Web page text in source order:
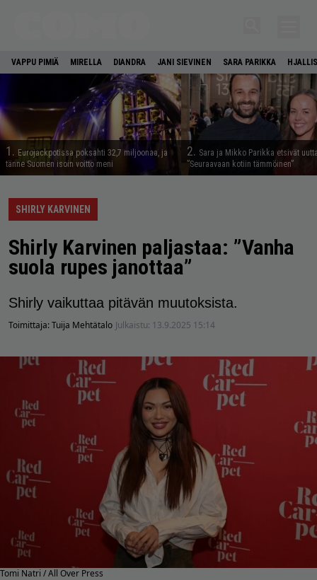
VAPPU PIMIÄ MIRELLA DIANDRA JANI SIEVINEN SARA PARIKKA
1. Eurojackpotissa poksahti 32,7 miljoonaa, ja
tänne Suomen isoin voitto meni
2. Sara ja Mikko Parikka etsivät
”Seuraavaan kotiin tämmöinen”
SHIRLY KARVINEN
Shirly Karvinen paljastaa: ”Vanha
suola rupes janottaa”
Shirly vaikuttaa pitävän muutoksista.
Toimittaja:Tuija Mehtätalo Julkaistu: 13.9.2025 15:14
Tomi Natri / All Over Press